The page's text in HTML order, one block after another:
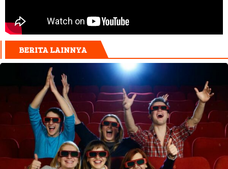
BERITA LAINNYA